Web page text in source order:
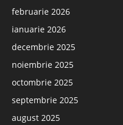
februarie 2026
ianuarie 2026
decembrie 2025
noiembrie 2025
octombrie 2025
septembrie 2025
august 2025